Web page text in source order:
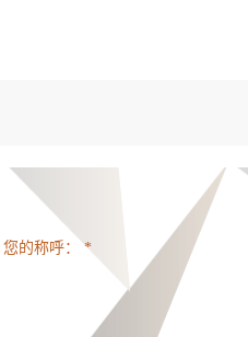
您的称呼： *